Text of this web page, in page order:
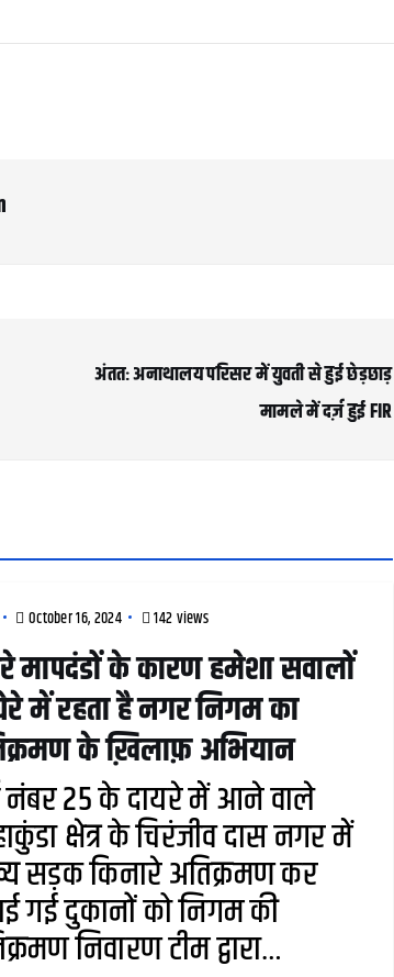
अंततः अनाथालय परिसर में युवती से हुई छेड़छाड़
मामले में दर्ज़ हुई FIR
October 16, 2024 142 views
मापदंडों के कारण हमेशा सवालों
में रहता है नगर निगम का
के ख़िलाफ़ अभियान
नंबर 25 के दायरे में आने वाले
क्षेत्र के चिरंजीव दास नगर में
सड़क किनारे अतिक्रमण कर
गई दुकानों को निगम की
निवारण टीम द्वारा…